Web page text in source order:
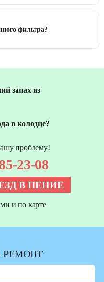
фильтра?
запах из
в колодце?
проблему!
23-08
В ПЕНИЕ
и по карте
РЕМОНТ